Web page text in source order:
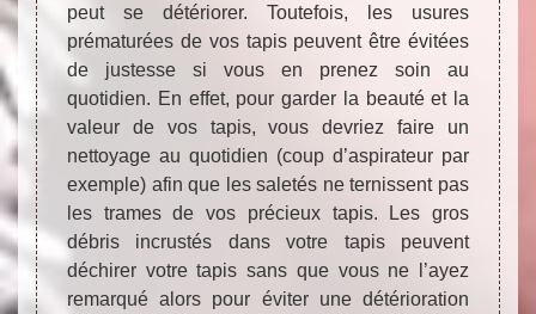
peut se détériorer. Toutefois, les usures
prématurées de vos tapis peuvent être évitées
de justesse si vous en prenez soin au
quotidien. En effet, pour garder la beauté et la
valeur de vos tapis, vous devriez faire un
nettoyage au quotidien (coup d’aspirateur par
exemple) afin que les saletés ne ternissent pas
les trames de vos précieux tapis. Les gros
débris incrustés dans votre tapis peuvent
déchirer votre tapis sans que vous ne l’ayez
remarqué alors pour éviter une détérioration